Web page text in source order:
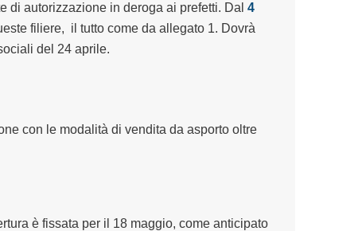
di autorizzazione in deroga ai prefetti. Dal 4
filiere, il tutto come da allegato 1. Dovrà
del 24 aprile.
con le modalità di vendita da asporto oltre
è fissata per il 18 maggio, come anticipato